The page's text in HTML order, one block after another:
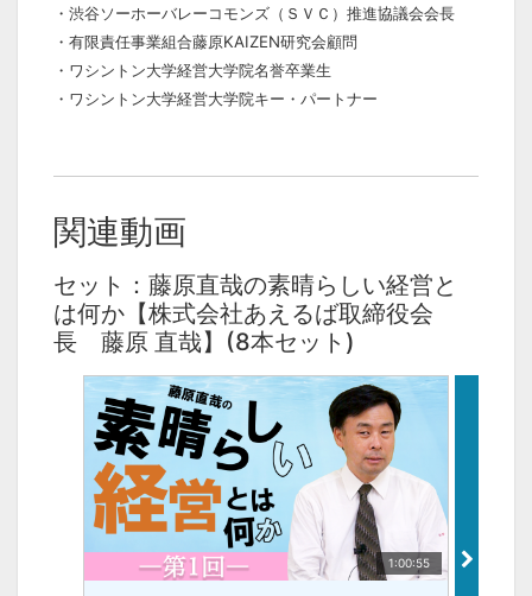
・渋谷ソーホーバレーコモンズ（ＳＶＣ）推進協議会会長
・有限責任事業組合藤原KAIZEN研究会顧問
・ワシントン大学経営大学院名誉卒業生
・ワシントン大学経営大学院キー・パートナー
関連動画
セット：藤原直哉の素晴らしい経営と
は何か【株式会社あえるば取締役会
長 藤原 直哉】(8本セット)
1:00:55